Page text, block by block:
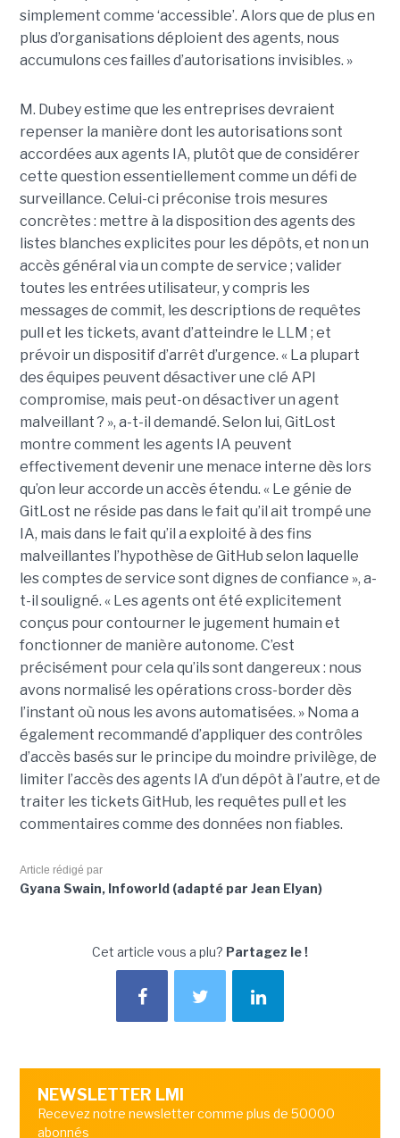
simplement comme ‘accessible’. Alors que de plus en
plus d’organisations déploient des agents, nous
accumulons ces failles d’autorisations invisibles. »
M. Dubey estime que les entreprises devraient
repenser la manière dont les autorisations sont
accordées aux agents IA, plutôt que de considérer
cette question essentiellement comme un défi de
surveillance. Celui-ci préconise trois mesures
concrètes : mettre à la disposition des agents des
listes blanches explicites pour les dépôts, et non un
accès général via un compte de service ; valider
toutes les entrées utilisateur, y compris les
messages de commit, les descriptions de requêtes
pull et les tickets, avant d’atteindre le LLM ; et
prévoir un dispositif d’arrêt d’urgence. « La plupart
des équipes peuvent désactiver une clé API
compromise, mais peut-on désactiver un agent
malveillant ? », a-t-il demandé. Selon lui, GitLost
montre comment les agents IA peuvent
effectivement devenir une menace interne dès lors
qu’on leur accorde un accès étendu. « Le génie de
GitLost ne réside pas dans le fait qu’il ait trompé une
IA, mais dans le fait qu’il a exploité à des fins
malveillantes l’hypothèse de GitHub selon laquelle
les comptes de service sont dignes de confiance », a-
t-il souligné. « Les agents ont été explicitement
conçus pour contourner le jugement humain et
fonctionner de manière autonome. C’est
précisément pour cela qu’ils sont dangereux : nous
avons normalisé les opérations cross-border dès
l’instant où nous les avons automatisées. » Noma a
également recommandé d’appliquer des contrôles
d’accès basés sur le principe du moindre privilège, de
limiter l’accès des agents IA d’un dépôt à l’autre, et de
traiter les tickets GitHub, les requêtes pull et les
commentaires comme des données non fiables.
Article rédigé par
Gyana Swain, Infoworld (adapté par Jean Elyan)
Cet article vous a plu? Partagez le !
NEWSLETTER LMI
Recevez notre newsletter comme plus de 50000
abonnés